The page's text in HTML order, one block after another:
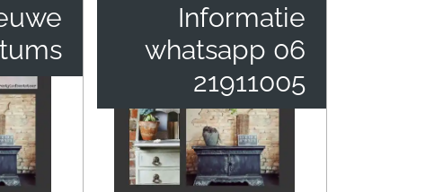
Informatie
whatsapp 06
21911005